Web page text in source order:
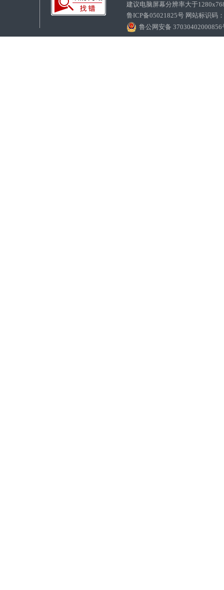
建议电脑屏幕分辨率大于
鲁ICP备05021825号 网站标识码
鲁公网安备 37030402000856